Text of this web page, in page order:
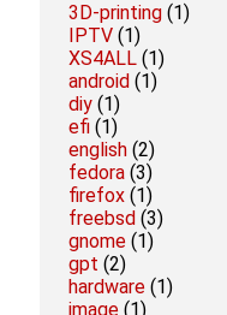
3D-printing (1)
IPTV (1)
XS4ALL (1)
android (1)
diy (1)
efi (1)
english (2)
fedora (3)
firefox (1)
freebsd (3)
gnome (1)
gpt (2)
hardware (1)
image (1)